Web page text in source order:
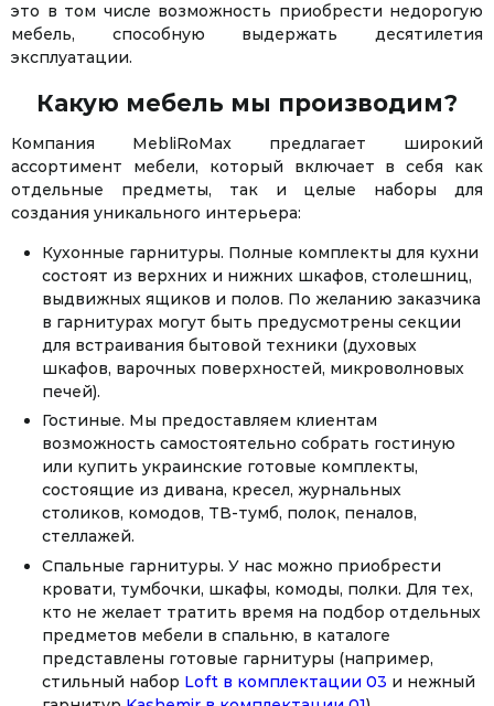
это в том числе возможность приобрести недорогую
мебель, способную выдержать десятилетия
эксплуатации.
Какую мебель мы производим?
Компания MebliRoMax предлагает широкий
ассортимент мебели, который включает в себя как
отдельные предметы, так и целые наборы для
создания уникального интерьера:
Кухонные гарнитуры. Полные комплекты для кухни
состоят из верхних и нижних шкафов, столешниц,
выдвижных ящиков и полов. По желанию заказчика
в гарнитурах могут быть предусмотрены секции
для встраивания бытовой техники (духовых
шкафов, варочных поверхностей, микроволновых
печей).
Гостиные. Мы предоставляем клиентам
возможность самостоятельно собрать гостиную
или купить украинские готовые комплекты,
состоящие из дивана, кресел, журнальных
столиков, комодов, ТВ-тумб, полок, пеналов,
стеллажей.
Спальные гарнитуры. У нас можно приобрести
кровати, тумбочки, шкафы, комоды, полки. Для тех,
кто не желает тратить время на подбор отдельных
предметов мебели в спальню, в каталоге
представлены готовые гарнитуры (например,
стильный набор Loft в комплектации 03 и нежный